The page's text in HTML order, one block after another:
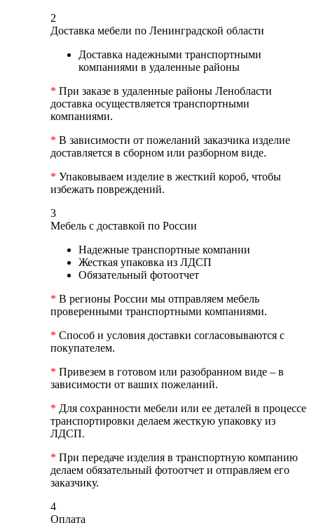
2
Доставка мебели по Ленинградской области
Доставка надежными транспортными
компаниями в удаленные районы
* При заказе в удаленные районы Ленобласти
доставка осуществляется транспортными
компаниями.
* В зависимости от пожеланий заказчика изделие
доставляется в сборном или разборном виде.
* Упаковываем изделие в жесткий короб, чтобы
избежать повреждений.
3
Мебель с доставкой по России
Надежные транспортные компании
Жесткая упаковка из ЛДСП
Обязательный фотоотчет
* В регионы России мы отправляем мебель
проверенными транспортными компаниями.
* Способ и условия доставки согласовываются с
покупателем.
* Привезем в готовом или разобранном виде – в
зависимости от ваших пожеланий.
* Для сохранности мебели или ее деталей в процессе
транспортировки делаем жесткую упаковку из
ЛДСП.
* При передаче изделия в транспортную компанию
делаем обязательный фотоотчет и отправляем его
заказчику.
4
Оплата